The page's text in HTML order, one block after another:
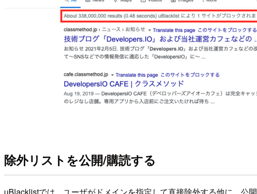
除外リストを公開/購読する
uBlacklistでは、ユーザがドメインを指定して直接除外する他に、公